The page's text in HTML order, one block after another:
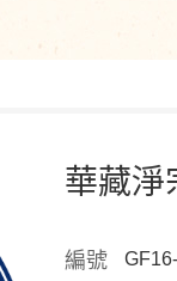
華藏淨
編號